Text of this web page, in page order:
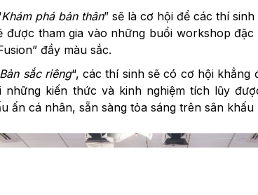
Khám phá bản thân” sẽ là cơ hội để các thí
được tham gia vào những buổi workshop
đầy màu sắc.
Bản sắc riêng“, các thí sinh sẽ có cơ hội khẳng
những kiến thức và kinh nghiệm tích lũy
ấn cá nhân, sẵn sàng tỏa sáng trên sân khấu